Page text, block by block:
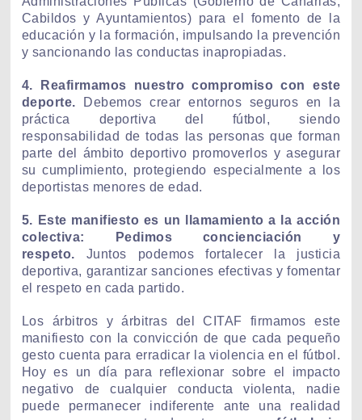
Cabildos y Ayuntamientos) para el fomento de la
educación y la formación, impulsando la prevención
y sancionando las conductas inapropiadas.
4. Reafirmamos nuestro compromiso con este
deporte. Debemos crear entornos seguros en la
práctica deportiva del fútbol, siendo
responsabilidad de todas las personas que forman
parte del ámbito deportivo promoverlos y asegurar
su cumplimiento, protegiendo especialmente a los
deportistas menores de edad.
5. Este manifiesto es un llamamiento a la acción
colectiva: Pedimos concienciación y
respeto. Juntos podemos fortalecer la justicia
deportiva, garantizar sanciones efectivas y fomentar
el respeto en cada partido.
Los árbitros y árbitras del CITAF firmamos este
manifiesto con la convicción de que cada pequeño
gesto cuenta para erradicar la violencia en el fútbol.
Hoy es un día para reflexionar sobre el impacto
negativo de cualquier conducta violenta, nadie
puede permanecer indiferente ante una realidad